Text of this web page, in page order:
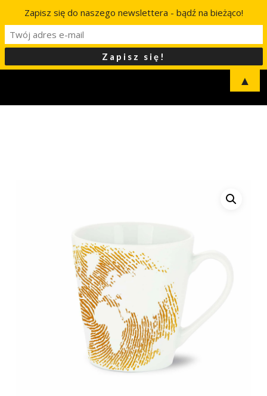
Zapisz się do naszego newslettera - bądź na bieżąco!
▲